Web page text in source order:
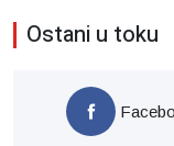
Ostani u toku